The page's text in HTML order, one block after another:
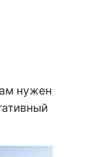
нужен